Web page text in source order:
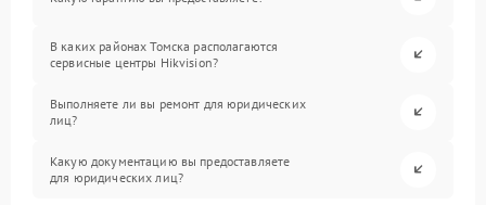
В каких районах Томска располагаются
сервисные центры Hikvision?
Выполняете ли вы ремонт для юридических
лиц?
Какую документацию вы предоставляете
для юридических лиц?